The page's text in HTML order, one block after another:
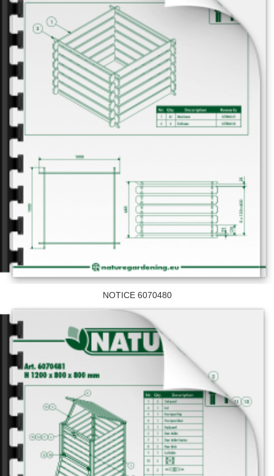
NOTICE 6070480